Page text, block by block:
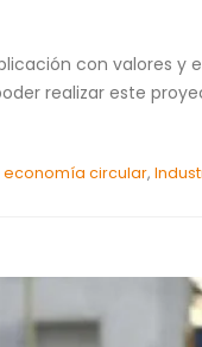
con valores
realizar este
economía circular,